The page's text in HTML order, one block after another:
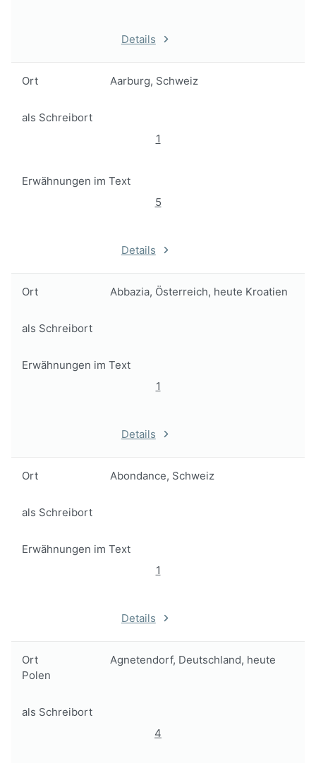
Details
Ort Aarburg, Schweiz
als Schreibort
1
Erwähnungen im Text
5
Details
Ort Abbazia, Österreich, heute Kroatien
als Schreibort
Erwähnungen im Text
1
Details
Ort Abondance, Schweiz
als Schreibort
Erwähnungen im Text
1
Details
Ort
Agnetendorf, Deutschland, heute
Polen
als Schreibort
4